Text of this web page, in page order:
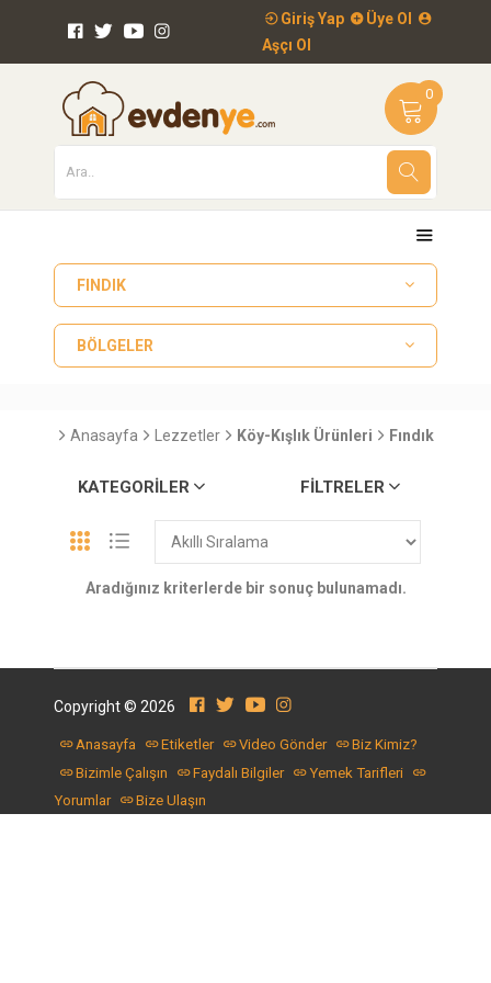
Giriş Yap
Üye Ol
Aşçı Ol
0
FINDIK
BÖLGELER
Anasayfa Lezzetler Köy-Kışlık Ürünleri Fındık
KATEGORILER FILTRELER
Aradığınız kriterlerde bir sonuç bulunamadı.
Copyright © 2026
Anasayfa Etiketler Video Gönder
Biz Kimiz?
Bizimle Çalışın
Faydalı Bilgiler
Yemek Tarifleri
Yorumlar
Bize Ulaşın